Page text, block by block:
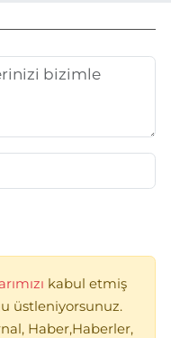
kabul etmiş
üstleniyorsunuz.
Haber,Haberler,